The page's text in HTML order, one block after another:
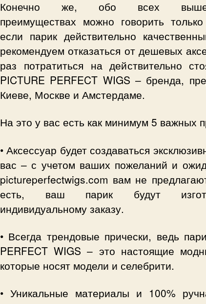
Конечно же, обо всех
преимуществах можно говорить
если парик действительно
рекомендуем отказаться от дешевых
раз потратиться на действительно
PICTURE PERFECT WIGS – бренда,
Киеве, Москве и Амстердаме.
На это у вас есть как минимум 5 важных
• Аксессуар будет создаваться
вас – с учетом ваших пожеланий и
pictureperfectwigs.com вам не
есть, ваш парик будут
индивидуальному заказу.
• Всегда трендовые прически, ведь
PERFECT WIGS – это настоящие
которые носят модели и селебрити.
• Уникальные материалы и 100%